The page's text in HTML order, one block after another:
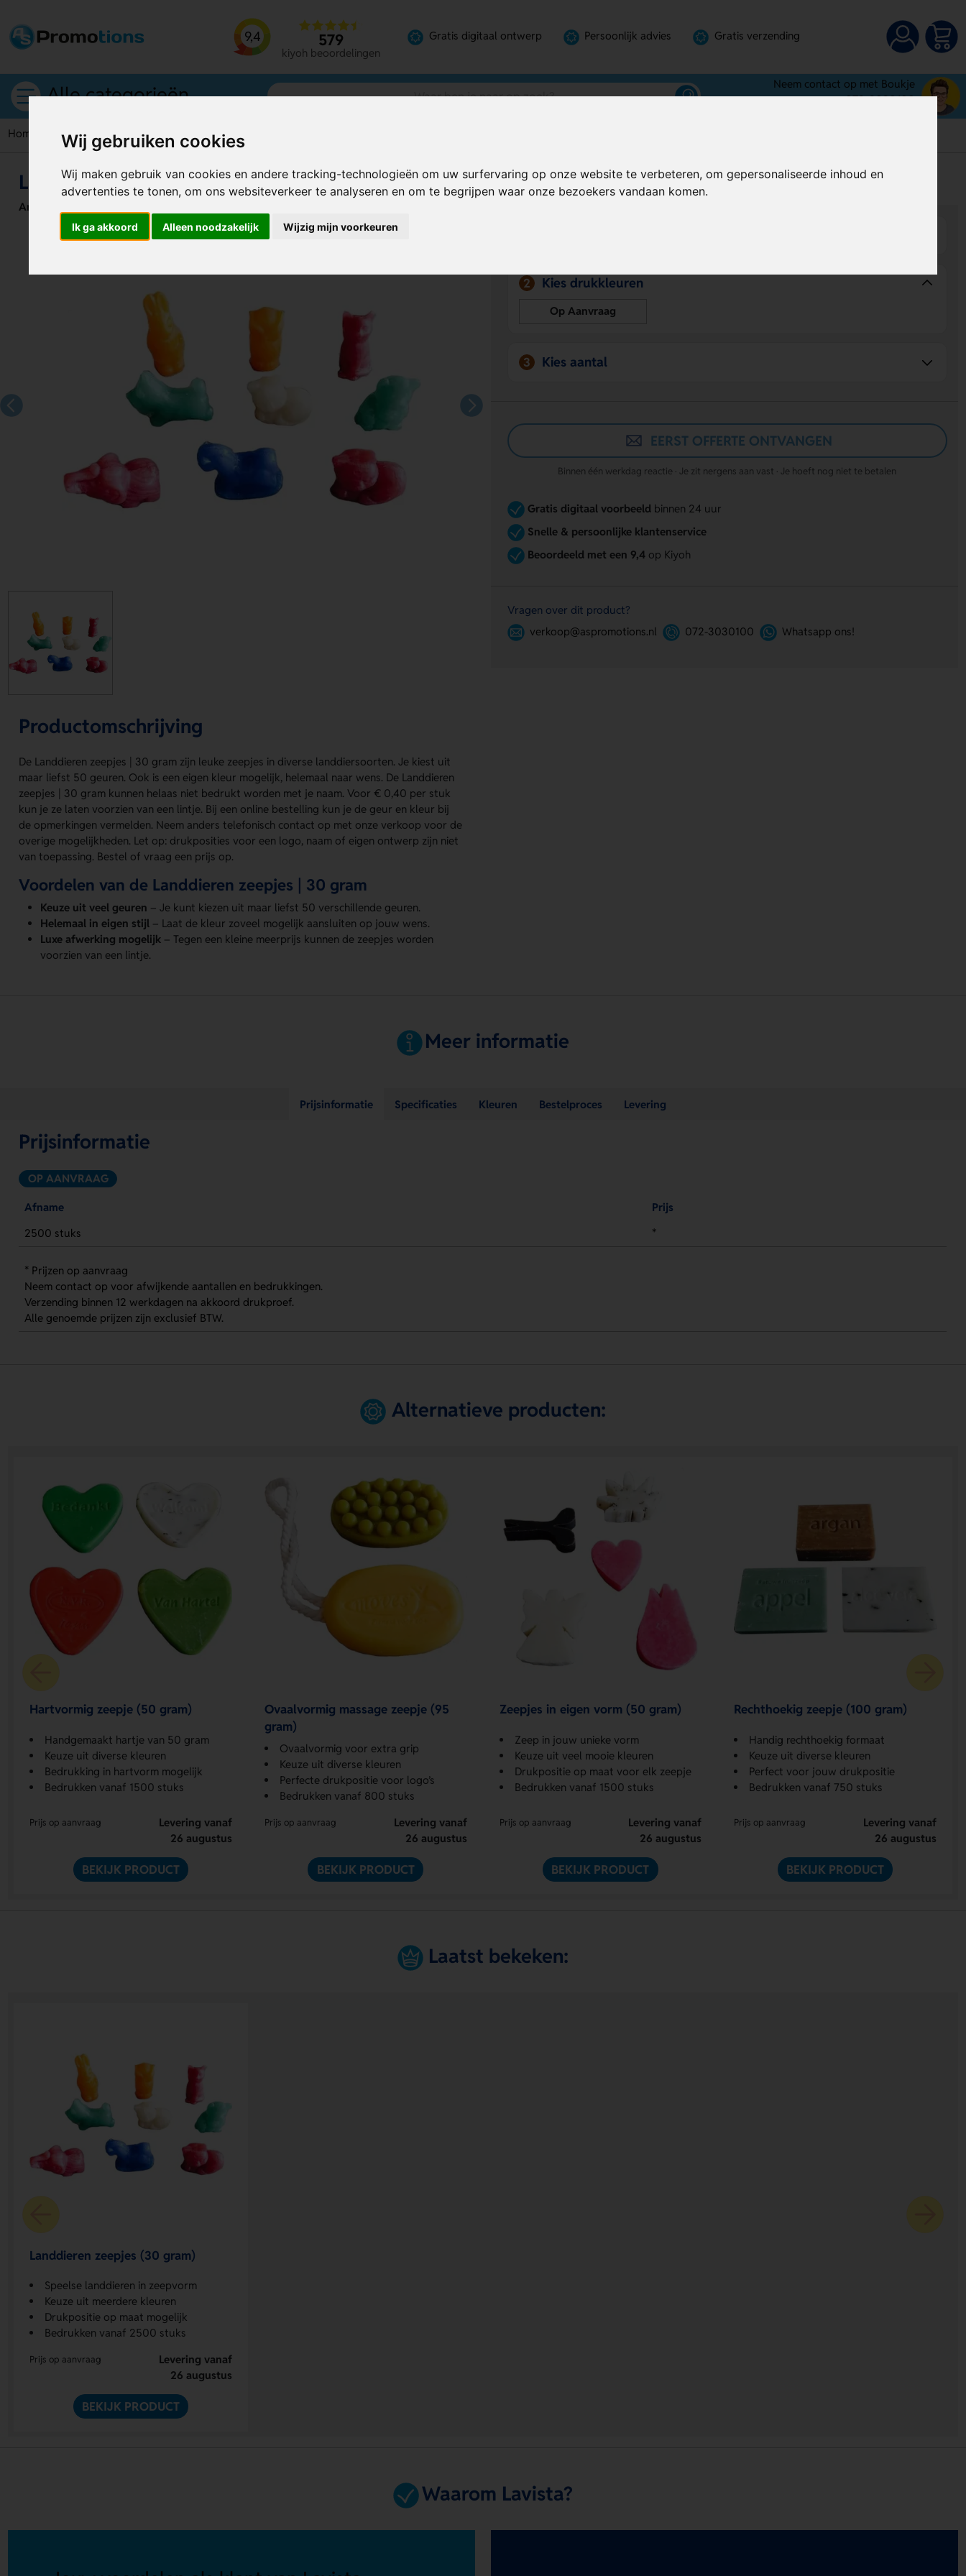
Wij gebruiken cookies
Wij maken gebruik van cookies en andere tracking-technologieën om uw surfervaring op onze website te verbeteren, om gepersonaliseerde inhoud en
advertenties te tonen, om ons websiteverkeer te analyseren en om te begrijpen waar onze bezoekers vandaan komen.
Ik ga akkoord Alleen noodzakelijk Wijzig mijn voorkeuren
9,4 579
kiyoh beoordelingen
Gratis digitaal ontwerp Persoonlijk advies Gratis verzending
Alle categorieën
Neem contact op met Boukje
072-3030100
Home Zeep Landdieren zeepjes (30 gram)
Landdieren zeepjes (30 gram)
Artikelnummer:
Productomschrijving
De Landdieren zeepjes | 30 gram zijn leuke zeepjes in diverse landdiersoorten. Je kiest uit
maar liefst 50 geuren. Ook is een eigen kleur mogelijk, helemaal naar wens. De Landdieren
zeepjes | 30 gram kunnen helaas niet bedrukt worden met je naam. Voor € 0,40 per stuk
kun je ze laten voorzien van een lintje. Bij een online bestelling kun je de geur en kleur bij
de opmerkingen vermelden. Neem anders telefonisch contact op met onze verkoop voor de
overige mogelijkheden. Let op: drukposities voor een logo, naam of eigen ontwerp zijn niet
van toepassing. Bestel of vraag een prijs op.
Voordelen van de Landdieren zeepjes | 30 gram
Keuze uit veel geuren – Je kunt kiezen uit maar liefst 50 verschillende geuren.
Helemaal in eigen stijl – Laat de kleur zoveel mogelijk aansluiten op jouw wens.
Luxe afwerking mogelijk – Tegen een kleine meerprijs kunnen de zeepjes worden
voorzien van een lintje.
Bereken mijn prijs Prijs op aanvraag
2 Kies drukkleuren
Op Aanvraag
3 Kies aantal
EERST OFFERTE ONTVANGEN
Binnen één werkdag reactie · Je zit nergens aan vast · Je hoeft nog niet te betalen
Gratis digitaal voorbeeld binnen 24 uur
Snelle & persoonlijke klantenservice
Beoordeeld met een 9,4op Kiyoh
Vragen over dit product?
verkoop@aspromotions.nl
072-3030100 Whatsapp ons!
Meer informatie
Prijsinformatie Specificaties Kleuren Bestelproces Levering
Prijsinformatie
OP AANVRAAG
Afname
Prijs
2500 stuks
*
* Prijzen op aanvraag
Neem contact op voor afwijkende aantallen en bedrukkingen.
Verzending binnen 12 werkdagen na akkoord drukproef.
Alle genoemde prijzen zijn exclusief BTW.
Alternatieve producten:
Hartvormig zeepje (50 gram)
Handgemaakt hartje van 50 gram
Keuze uit diverse kleuren
Bedrukking in hartvorm mogelijk
Bedrukken vanaf 1500 stuks
Prijs op aanvraag
Levering vanaf
26 augustus
BEKIJK PRODUCT
Ovaalvormig massage zeepje (95
gram)
Ovaalvormig voor extra grip
Keuze uit diverse kleuren
Perfecte drukpositie voor logo’s
Bedrukken vanaf 800 stuks
Prijs op aanvraag
Levering vanaf
26 augustus
BEKIJK PRODUCT
Zeepjes in eigen vorm (50 gram)
Zeep in jouw unieke vorm
Keuze uit veel mooie kleuren
Drukpositie op maat voor elk zeepje
Bedrukken vanaf 1500 stuks
Prijs op aanvraag
Levering vanaf
26 augustus
BEKIJK PRODUCT
Rechthoekig zeepje (100 gram)
Handig rechthoekig formaat
Keuze uit diverse kleuren
Perfect voor jouw drukpositie
Bedrukken vanaf 750 stuks
Prijs op aanvraag
Levering vanaf
26 augustus
BEKIJK PRODUCT
Laatst bekeken:
Landdieren zeepjes (30 gram)
Speelse landdieren in zeepvorm
Keuze uit meerdere kleuren
Drukpositie op maat mogelijk
Bedrukken vanaf 2500 stuks
Prijs op aanvraag
Levering vanaf
26 augustus
BEKIJK PRODUCT
Waarom Lavista?